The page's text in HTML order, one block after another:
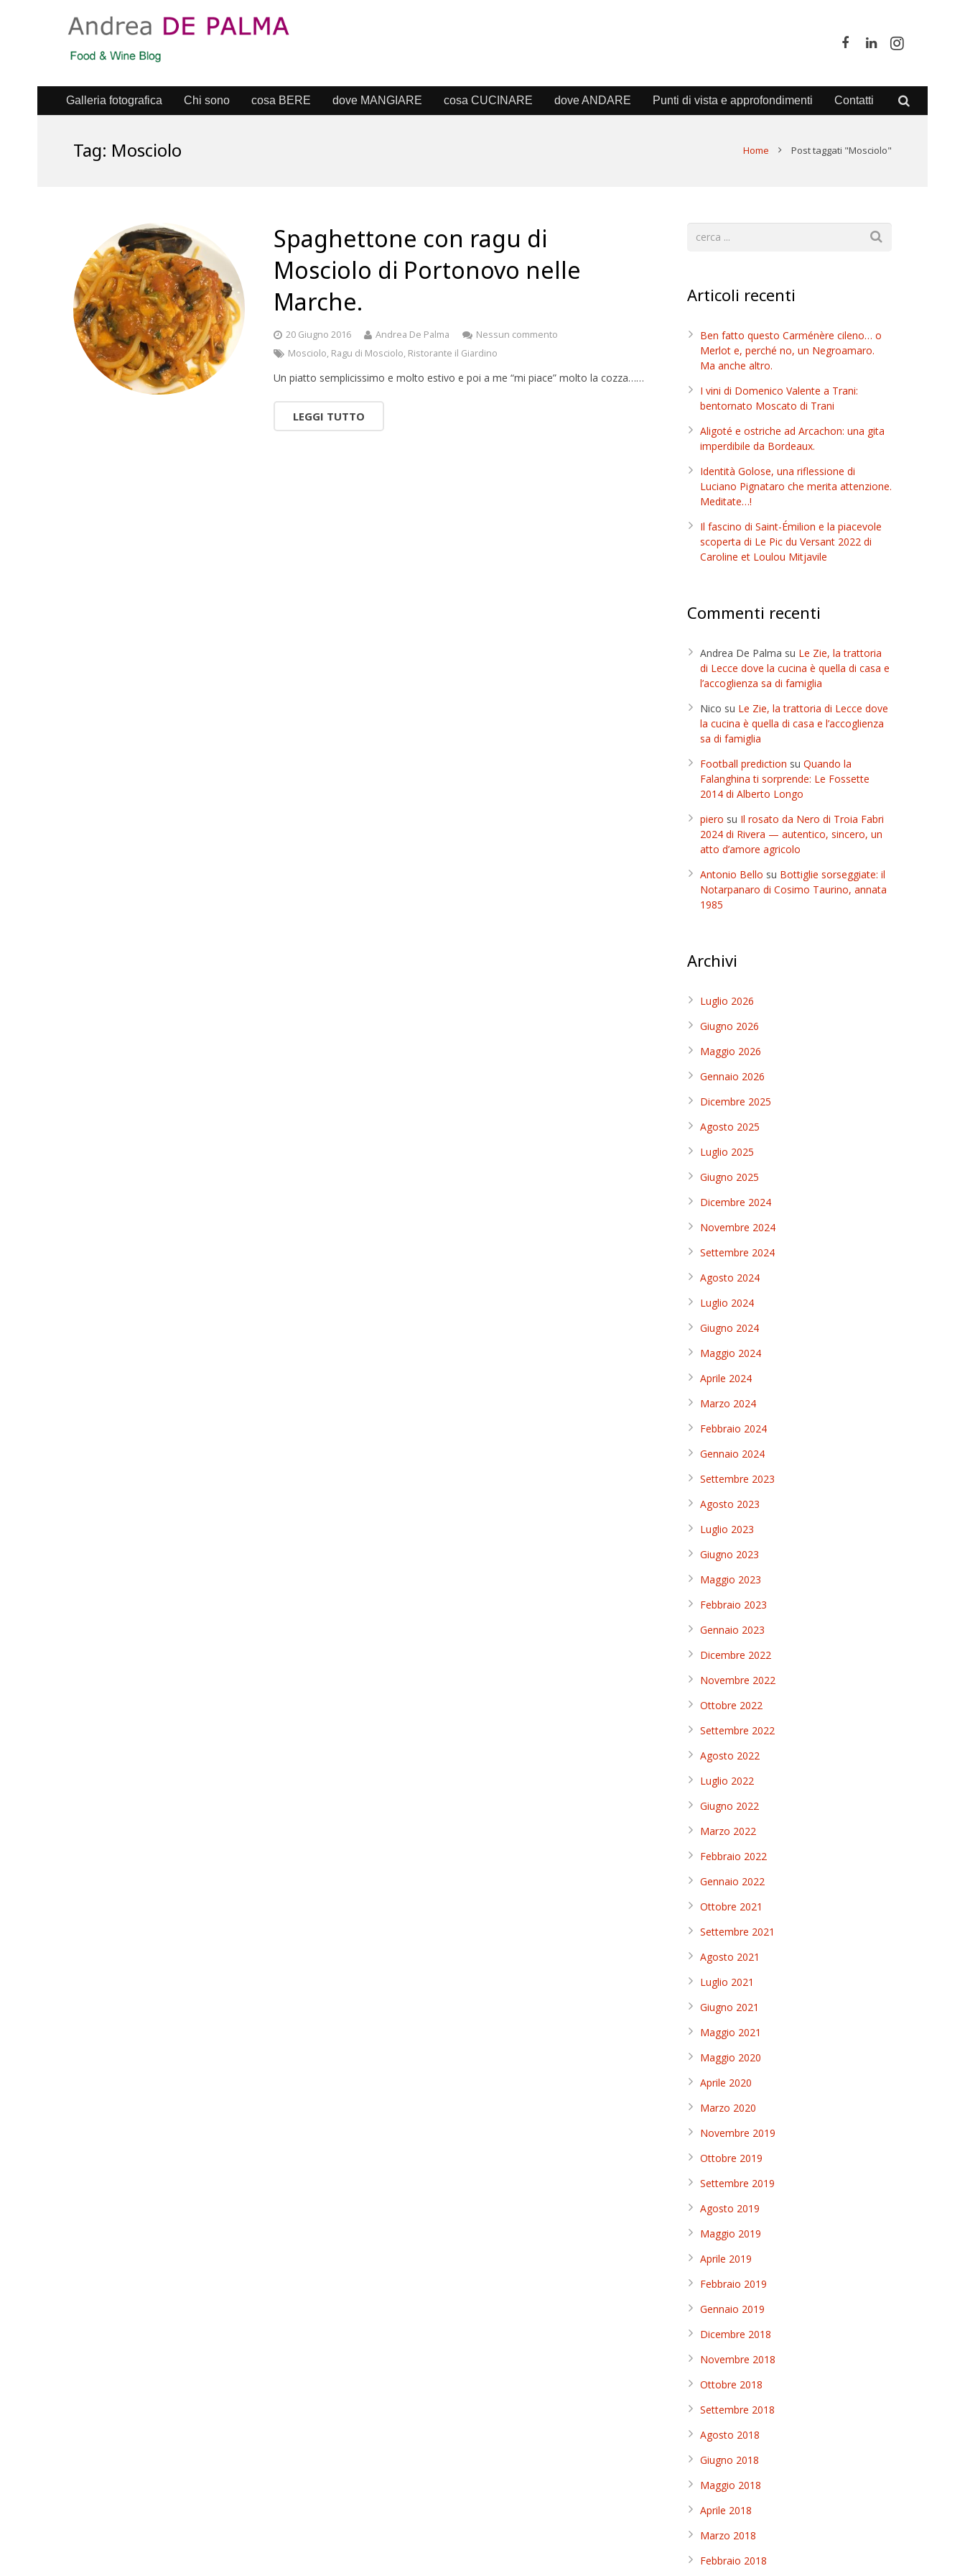
Galleria fotografica Chi sono cosa BERE dove MANGIARE cosa CUCINARE dove ANDARE Punti di vista e approfondimenti Contatti
Tag: Mosciolo Home Post taggati "Mosciolo"
Spaghettone con ragu di
Mosciolo di Portonovo nelle
Marche.
20 Giugno 2016 Andrea De Palma
Nessun commento
Mosciolo, Ragu di Mosciolo, Ristorante il Giardino
Un piatto semplicissimo e molto estivo e poi a me “mi piace” molto la cozza……
LEGGI TUTTO
Articoli recenti
Ben fatto questo Carménère cileno… o
Merlot e, perché no, un Negroamaro.
Ma anche altro.
I vini di Domenico Valente a Trani:
bentornato Moscato di Trani
Aligoté e ostriche ad Arcachon: una gita
imperdibile da Bordeaux.
Identità Golose, una riflessione di
Luciano Pignataro che merita attenzione.
Meditate…!
Il fascino di Saint-Émilion e la piacevole
scoperta di Le Pic du Versant 2022 di
Caroline et Loulou Mitjavile
Commenti recenti
Andrea De Palma su Le Zie, la trattoria
di Lecce dove la cucina è quella di casa e
l’accoglienza sa di famiglia
Nico su Le Zie, la trattoria di Lecce dove
la cucina è quella di casa e l’accoglienza
sa di famiglia
Football prediction su Quando la
Falanghina ti sorprende: Le Fossette
2014 di Alberto Longo
piero su Il rosato da Nero di Troia Fabri
2024 di Rivera — autentico, sincero, un
atto d’amore agricolo
Antonio Bello su Bottiglie sorseggiate: il
Notarpanaro di Cosimo Taurino, annata
1985
Archivi
Luglio 2026
Giugno 2026
Maggio 2026
Gennaio 2026
Dicembre 2025
Agosto 2025
Luglio 2025
Giugno 2025
Dicembre 2024
Novembre 2024
Settembre 2024
Agosto 2024
Luglio 2024
Giugno 2024
Maggio 2024
Aprile 2024
Marzo 2024
Febbraio 2024
Gennaio 2024
Settembre 2023
Agosto 2023
Luglio 2023
Giugno 2023
Maggio 2023
Febbraio 2023
Gennaio 2023
Dicembre 2022
Novembre 2022
Ottobre 2022
Settembre 2022
Agosto 2022
Luglio 2022
Giugno 2022
Marzo 2022
Febbraio 2022
Gennaio 2022
Ottobre 2021
Settembre 2021
Agosto 2021
Luglio 2021
Giugno 2021
Maggio 2021
Maggio 2020
Aprile 2020
Marzo 2020
Novembre 2019
Ottobre 2019
Settembre 2019
Agosto 2019
Maggio 2019
Aprile 2019
Febbraio 2019
Gennaio 2019
Dicembre 2018
Novembre 2018
Ottobre 2018
Settembre 2018
Agosto 2018
Giugno 2018
Maggio 2018
Aprile 2018
Marzo 2018
Febbraio 2018